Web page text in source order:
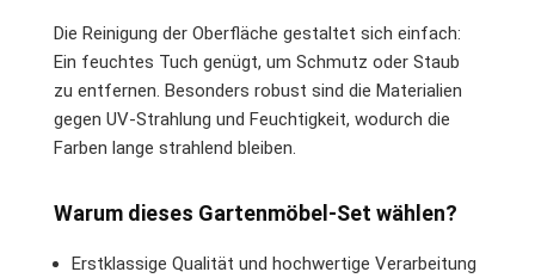
Die Reinigung der Oberfläche gestaltet sich einfach:
Ein feuchtes Tuch genügt, um Schmutz oder Staub
zu entfernen. Besonders robust sind die Materialien
gegen UV-Strahlung und Feuchtigkeit, wodurch die
Farben lange strahlend bleiben.
Warum dieses Gartenmöbel-Set wählen?
Erstklassige Qualität und hochwertige Verarbeitung